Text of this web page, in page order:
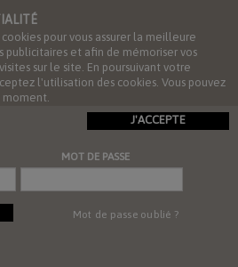
pour vous assurer la meilleure
publicitaires et afin de mémoriser vos
sur le site. En poursuivant votre
l'utilisation des cookies. Vous pouvez
moment.
J'ACCEPTE
MOT DE PASSE
Mot de passe oublié ?